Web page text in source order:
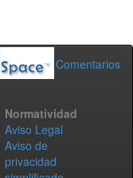
Comentarios
Normatividad
Aviso Legal
Aviso de
privacidad